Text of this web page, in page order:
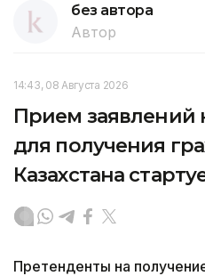
без автора
Автор
14:43, 08 Августа 2026
Прием заявлений
для получения
Казахстана
Претенденты на